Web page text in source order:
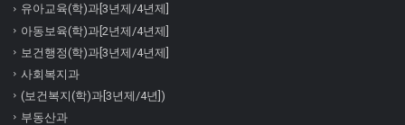
유아교육(학)과[3년제/4년제]
아동보육(학)과[2년제/4년제]
보건행정(학)과[3년제/4년제]
사회복지과
(보건복지(학)과[3년제/4년])
부동산과